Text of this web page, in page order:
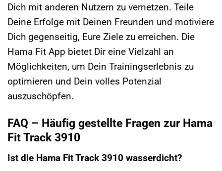
Dich mit anderen Nutzern zu vernetzen. Teile
Deine Erfolge mit Deinen Freunden und motiviere
Dich gegenseitig, Eure Ziele zu erreichen. Die
Hama Fit App bietet Dir eine Vielzahl an
Möglichkeiten, um Dein Trainingserlebnis zu
optimieren und Dein volles Potenzial
auszuschöpfen.
FAQ – Häufig gestellte Fragen zur Hama
Fit Track 3910
Ist die Hama Fit Track 3910 wasserdicht?